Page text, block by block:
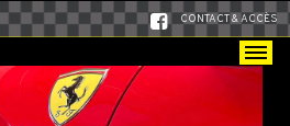
CONTACT & ACCÈS